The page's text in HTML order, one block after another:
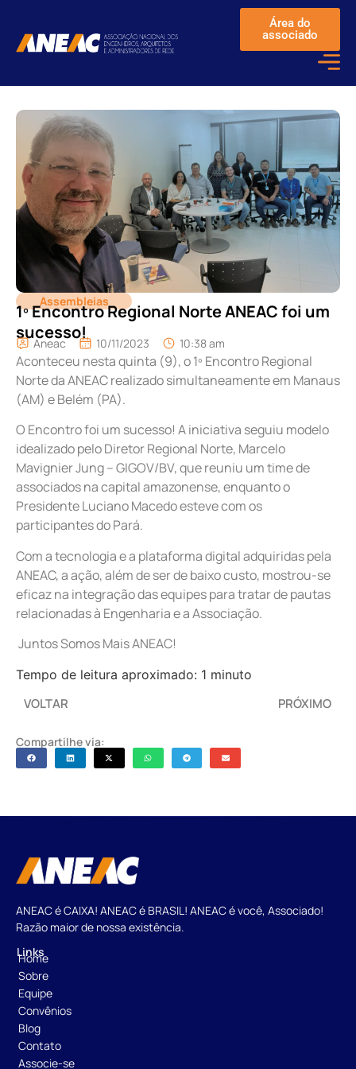
Área do
associado
Compartilhe via:
Assembleias
1º Encontro Regional Norte ANEAC foi um
sucesso!
Aneac 10/11/2023 10:38 am
Aconteceu nesta quinta (9), o 1º Encontro Regional
Norte da ANEAC realizado simultaneamente em Manaus
(AM) e Belém (PA).
O Encontro foi um sucesso! A iniciativa seguiu modelo
idealizado pelo Diretor Regional Norte, Marcelo
Mavignier Jung – GIGOV/BV, que reuniu um time de
associados na capital amazonense, enquanto o
Presidente Luciano Macedo esteve com os
participantes do Pará.
Com a tecnologia e a plataforma digital adquiridas pela
ANEAC, a ação, além de ser de baixo custo, mostrou-se
eficaz na integração das equipes para tratar de pautas
relacionadas à Engenharia e a Associação.
Juntos Somos Mais ANEAC!
Tempo de leitura aproximado: 1 minuto
VOLTAR PRÓXIMO
ANEAC é CAIXA! ANEAC é BRASIL! ANEAC é você, Associado!
Razão maior de nossa existência.
Links
Home
Sobre
Equipe
Convênios
Blog
Contato
Associe-se